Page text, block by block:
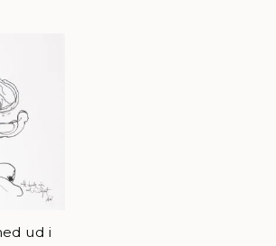
ud i